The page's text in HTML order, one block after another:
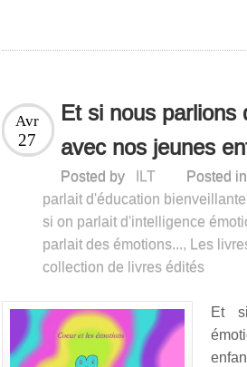
Et si nous parlions
avec nos jeunes
Avr
27
Posted by ILT Posted in
parlait d'éducation
si on parlait d'intelligence
parlait des émotions..., Les
collection de livres édités
Et